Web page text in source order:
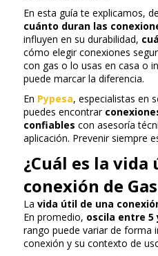
En esta guía te explicamos,
cuánto duran las
influyen en su durabilidad,
cómo elegir conexiones
con gas o lo usas en casa o
puede marcar la diferencia.
En Pypesa, especialistas en
puedes encontrar
confiables con asesoría
aplicación. Prevenir siempre
¿Cuál es la
conexión de Gas
La vida útil de una
En promedio, oscila entre 5
rango puede variar de forma
conexión y su contexto de